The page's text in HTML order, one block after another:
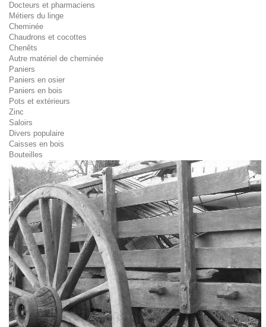
Docteurs et pharmaciens
Métiers du linge
Cheminée
Chaudrons et cocottes
Chenêts
Autre matériel de cheminée
Paniers
Paniers en osier
Paniers en bois
Pots et extérieurs
Zinc
Saloirs
Divers populaire
Caisses en bois
Bouteilles